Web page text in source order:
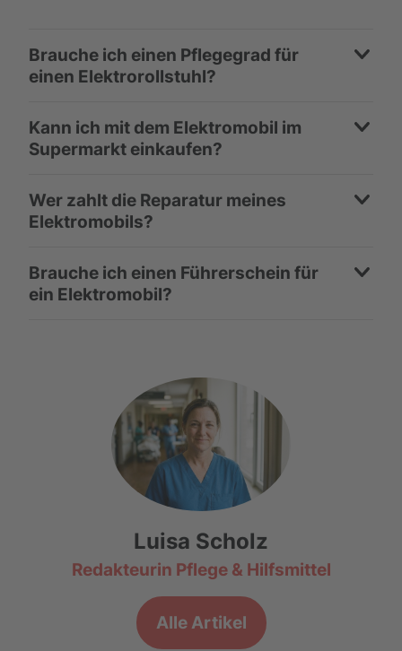
Brauche ich einen Pflegegrad für
einen Elektrorollstuhl?
Kann ich mit dem Elektromobil im
Supermarkt einkaufen?
Wer zahlt die Reparatur meines
Elektromobils?
Brauche ich einen Führerschein für
ein Elektromobil?
Luisa Scholz
Redakteurin Pflege & Hilfsmittel
Alle Artikel